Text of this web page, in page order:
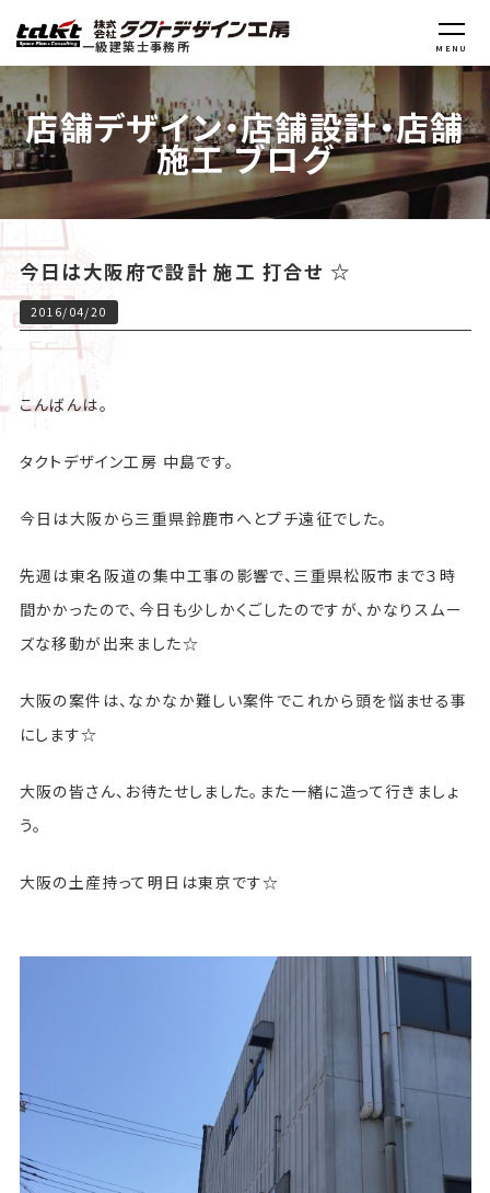
一級建築士事務所 MENU
店舗デザイン・店舗設計・店舗
施工 ブログ
今日は大阪府で設計 施工 打合せ ☆
2016/04/20
こんばんは。
タクトデザイン工房 中島です。
今日は大阪から三重県鈴鹿市へとプチ遠征でした。
先週は東名阪道の集中工事の影響で、三重県松阪市まで３時
間かかったので、今日も少しかくごしたのですが、かなりスムー
ズな移動が出来ました☆
大阪の案件は、なかなか難しい案件でこれから頭を悩ませる事
にします☆
大阪の皆さん、お待たせしました。また一緒に造って行きましょ
う。
大阪の土産持って明日は東京です☆